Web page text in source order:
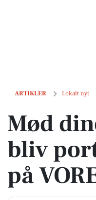
ARTIKLER Lokalt nyt
Mød dine naboer - bliv
Mød
bliv
på